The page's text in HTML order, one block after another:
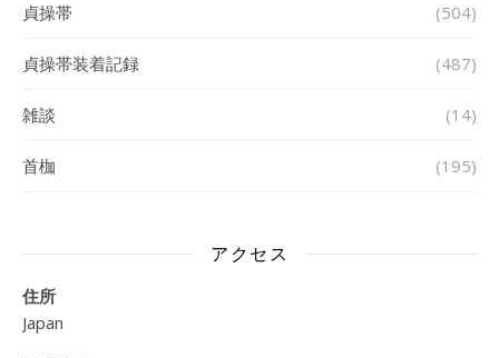
貞操帯 (504)
貞操帯装着記録 (487)
雑談 (14)
首枷 (195)
アクセス
住所
Japan